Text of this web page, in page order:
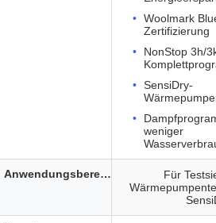
Woolmark
Zertifizierung
NonStop 3h/
SensiDry-
weniger
Für
Anwendungsbereich